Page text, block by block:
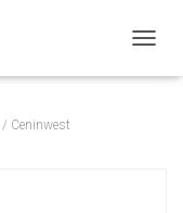
R
/ Ceninwest